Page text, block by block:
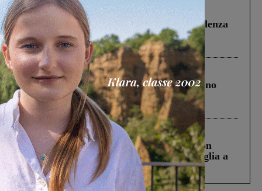
Figline Incisa Valdarno 1 Agosto 2026
Piscina di Figline finanziata oltre la scadenza
Pnrr, il gruppo di Fratelli d’Italia: “Un
ringraziamento al Governo”
Cronaca 4 Agosto 2026
Un anno fa la strage in A1 in cui morirono
Gianni, Giulia e Franco. Lo schianto, il
processo, lo stop ai sorpassi fra tir....
Cronaca 3 Agosto 2026
Scomparso da una struttura di Castiglion
Fiorentino l’uomo che aveva ucciso la figlia a
Levane nel 2020